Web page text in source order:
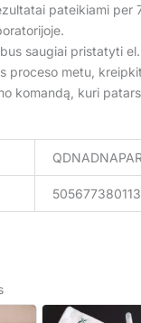
pateikiami per
saugiai pristatyti
proceso metu,
komandą, kuri